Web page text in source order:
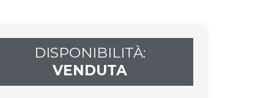
DISPONIBILITÀ:
VENDUTA